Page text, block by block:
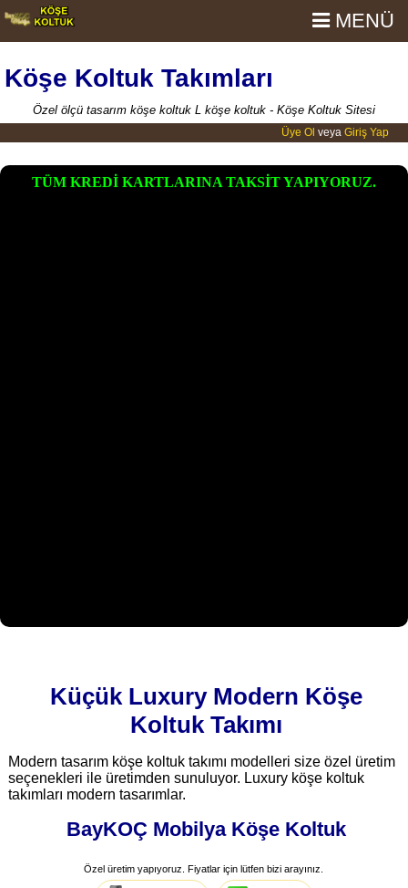
Köşe Koltuk Takımları
MENÜ
Özel ölçü tasarım köşe koltuk L köşe koltuk - Köşe Koltuk Sitesi
Üye Ol veya Giriş Yap
TÜM KREDİ KARTLARINA TAKSİT YAPIYORUZ.
Küçük Luxury Modern Köşe
Koltuk Takımı
Modern tasarım köşe koltuk takımı modelleri size özel üretim
seçenekleri ile üretimden sunuluyor. Luxury köşe koltuk
takımları modern tasarımlar.
BayKOÇ Mobilya Köşe Koltuk
Özel üretim yapıyoruz. Fiyatlar için lütfen bizi arayınız.